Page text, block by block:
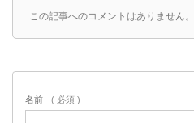
この記事へのコメントはありません。
名前 ( 必須 )